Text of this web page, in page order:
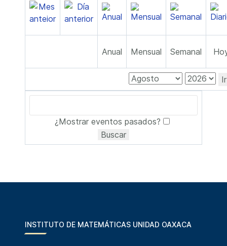
Anual Mensual Semanal
¿Mostrar eventos pasados?
INSTITUTO DE MATEMÁTICAS UNIDAD OAXACA